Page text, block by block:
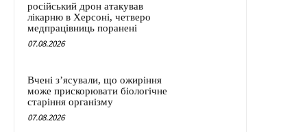
російський дрон атакував
лікарню в Херсоні, четверо
медпрацівниць поранені
07.08.2026
Вчені з’ясували, що ожиріння
може прискорювати біологічне
старіння організму
07.08.2026